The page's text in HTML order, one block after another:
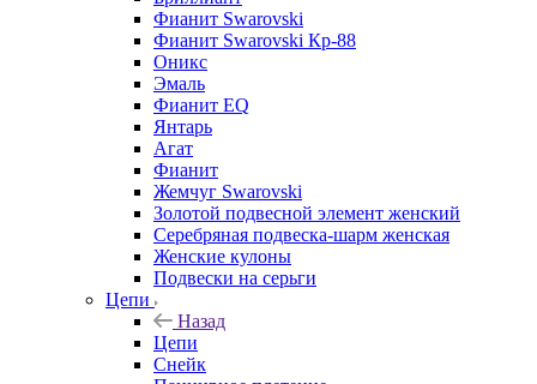
Фианит Swarovski
Фианит Swarovski Кр-88
Оникс
Эмаль
Фианит EQ
Янтарь
Агат
Фианит
Жемчуг Swarovski
Золотой подвесной элемент женcкий
Серебряная подвеска-шарм женская
Женские кулоны
Подвески на серьги
Цепи
Назад
Цепи
Снейк